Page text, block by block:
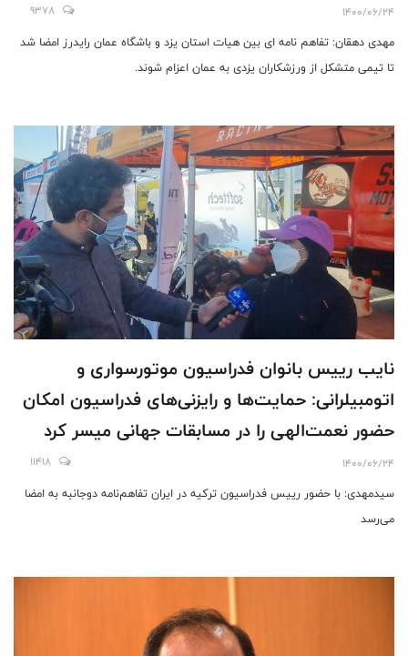
1400/06/24
9378
مهدی دهقان: تفاهم نامه ای بین هیات استان یزد و باشگاه عمان رایدرز امضا شد
تا تیمی متشکل از ورزشکاران یزدی به عمان اعزام شوند.
نایب رییس بانوان فدراسیون موتورسواری و
اتومبیلرانی: حمایت‌ها و رایزنی‌های فدراسیون امکان
حضور نعمت‌الهی را در مسابقات جهانی میسر کرد
1400/06/24
11418
سیدمهدی: با حضور رییس فدراسیون ترکیه در ایران تفاهم‌نامه دوجانبه به امضا
می‌رسد